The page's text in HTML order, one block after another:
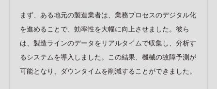
まず、ある地元の製造業者は、業務プロセスのデジタル化
を進めることで、効率性を大幅に向上させました。彼ら
は、製造ラインのデータをリアルタイムで収集し、分析す
るシステムを導入しました。この結果、機械の故障予測が
可能となり、ダウンタイムを削減することができました。